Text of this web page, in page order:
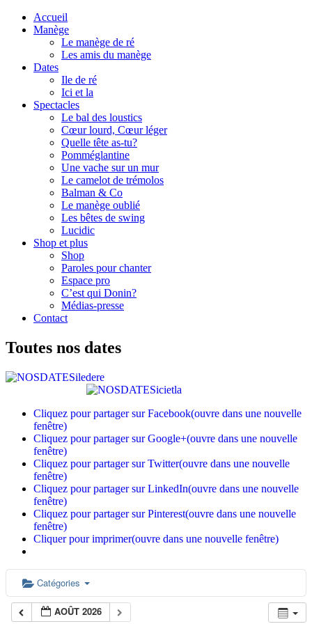
Accueil
Manège
Le manège de ré
Les amis du manège
Dates
Ile de ré
Ici et la
Spectacles
Le bal des loustics
Cœur lourd, Cœur léger
Quelle tête as-tu?
Pomméglantine
Une vache sur un mur
Le camelot de trémolos
Balman & Co
Le manège oublié
Les bêtes de swing
Lucidic
Shop et plus
Shop
Paroles pour chanter
Espace pro
C’est qui Donin?
Médias-presse
Contact
Toutes nos dates
Cliquez pour partager sur Facebook(ouvre dans une nouvelle
fenêtre)
Cliquez pour partager sur Google+(ouvre dans une nouvelle
fenêtre)
Cliquez pour partager sur Twitter(ouvre dans une nouvelle
fenêtre)
Cliquez pour partager sur LinkedIn(ouvre dans une nouvelle
fenêtre)
Cliquez pour partager sur Pinterest(ouvre dans une nouvelle
fenêtre)
Cliquer pour imprimer(ouvre dans une nouvelle fenêtre)
Catégories
AOÛT 2026